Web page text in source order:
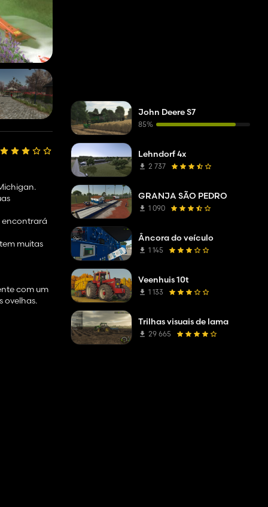
encontrará
muitas
com um
ovelhas.
John Deere S7
85%
Lehndorf 4x
2 737
GRANJA SÃO PEDRO
1 090
Âncora do veículo
1 145
Veenhuis 10t
1 133
Trilhas visuais de lama
29 665